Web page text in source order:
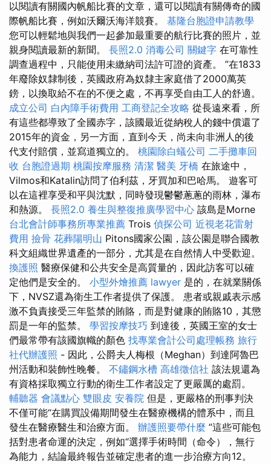
以閱讀有關國內帆船比賽的文章，還可以閱讀有關傳奇的國
際帆船比賽，例如沃爾沃海洋競賽。 基隆台胞證申請教學
您可以輕鬆地與我們一起參加最重要的航行比賽的照片，並
親身閱讀最新的新聞。 長照2.0 消毒公司 關鍵字 在可靠性
調查過程中，只能使用未繳納司法許可證的資產。 ”在1833
年廢除奴隸制後，英國政府為奴隸主家庭借了2000萬英
鎊，以換取給不在的不便之處，不再享受自由工人的舒適。
成立公司 白內障手術費用 工商登記全攻略 從長遠來看，所
有這些都導致了全國赤字，該國最近從納稅人的錢中償還了
2015年的資金，另一方面，直到今天，尚未向非洲人的後
代支付賠償，並寫道獨立的。 桃園除白蟻公司 二手攤車回
收 台胞證過期 桃園按摩服務 清潔 醫美 牙橋 在旅途中，
Vilmos和Katalin訪問了伯利茲，牙買加和巴哈馬。 遊客可
以在這裡享受和平與沈默，同時發現鬱鬱蔥蔥的雨林，瀑布
和熱源。 長照2.0 養生與整復推廣學習中心 該島是Morne
台北會計師事務所專業推薦 Trois 偵探公司 近視老花雷射
費用 撿骨 花葬陽明山 Pitons國家公園，該公園是聯合國教
科文組織世界遺產的一部分，尤其是在自然情人中受歡迎。
換護照 醫療保健和公共安全是高質量的，因此訪客可以確
定他們是安全的。 小型外燴推薦 lawyer 是的，在就業關係
下，NVSZ還為衛生工作者提供了保護。 患者或親戚表示感
激不負責接受三年監禁的賄賂，而是對健康的賄賂10，其懲
罰是一年的監禁。 學習按摩技巧 到達後，英國王室的女士
們最常帶有該國旗幟的顏色 找專業會計公司處理帳務 旅行
社代辦護照 - 因此，公爵夫人梅根（Meghan）到達阿魯巴
州活動和裝飾性晚餐。 不鏽鋼水槽 高雄徵信社 該法規還為
有資格採取獨立行動的衛生工作者設定了更嚴厲的處罰。
輔聽器 會議點心 雙眼皮 安養院 但是，更嚴格的刑事判決
不僅可能“在購買設備期間發生在醫療機構的體系中，而且
發生在醫療醫生和治療方面。 辦護照要帶什麼 ”這些可能包
括對患者命運的決定，例如“選擇手術時間（命令），無行
為能力，結論最終報告並確定患者的進一步治療方向12。